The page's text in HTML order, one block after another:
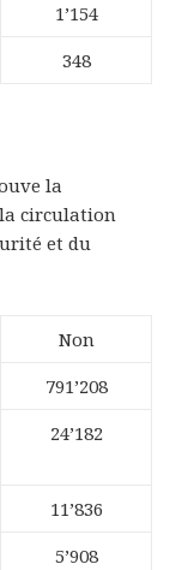
1’154
348
la
circulation
et du
Non
791’208
24’182
11’836
5’908